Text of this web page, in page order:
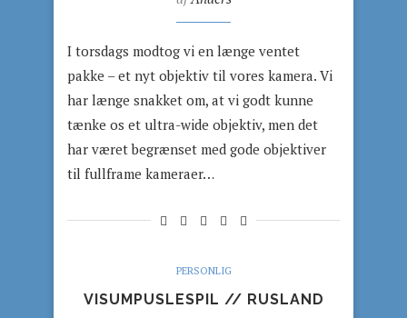
I torsdags modtog vi en længe ventet
pakke – et nyt objektiv til vores kamera. Vi
har længe snakket om, at vi godt kunne
tænke os et ultra-wide objektiv, men det
har været begrænset med gode objektiver
til fullframe kameraer…
PERSONLIG
VISUMPUSLESPIL // RUSLAND